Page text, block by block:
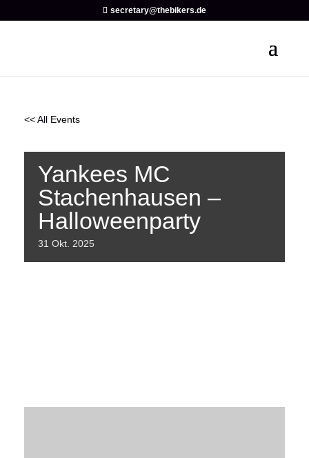
secretary@thebikers.de
<< All Events
Yankees MC
Stachenhausen –
Halloweenparty
31 Okt. 2025